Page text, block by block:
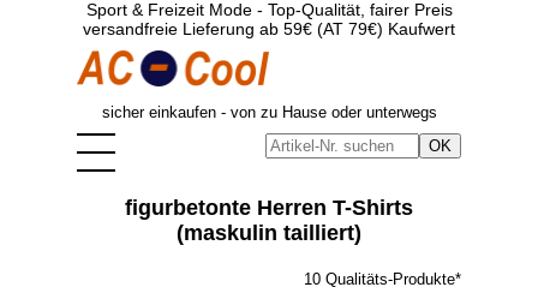
Sport & Freizeit Mode - Top-Qualität, fairer Preis
versandfreie Lieferung ab 59€ (AT 79€) Kaufwert
sicher einkaufen - von zu Hause oder unterwegs
figurbetonte Herren T-Shirts
(maskulin tailliert)
10 Qualitäts-Produkte*